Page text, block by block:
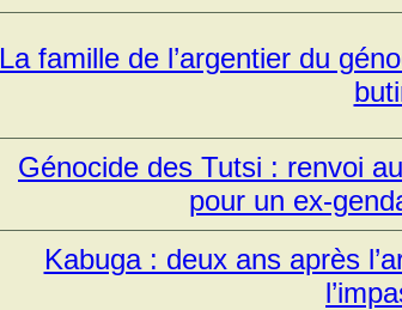
La famille de l’argentier du
Génocide des Tutsi : renvoi
pour un ex-
Kabuga : deux ans après